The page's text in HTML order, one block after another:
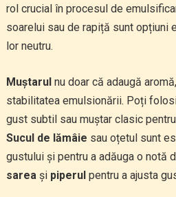
rol crucial în procesul de
soarelui sau de rapiță sunt opțiuni
lor neutru.
Muștarulnu doar că adaugă
stabilitatea emulsionării. Poți
gust subtil sau muștar clasic
Sucul de lămâie sau oțetul sunt
gustului și pentru a adăuga o notă
sareași piperulpentru a ajusta